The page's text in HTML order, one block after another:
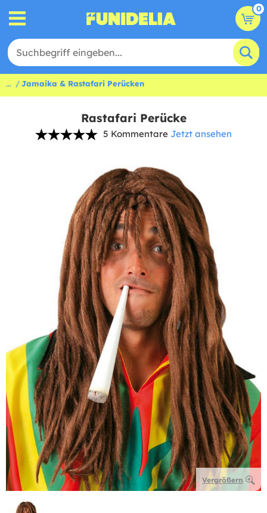
0
... Jamaika & Rastafari Perücken
Rastafari Perücke
5 Kommentare Jetzt ansehen
Vergrößern